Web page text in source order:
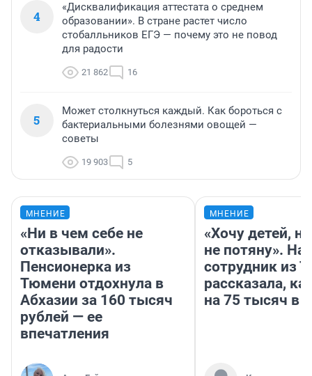
4
«Дисквалификация аттестата о среднем
образовании». В стране растет число
стобалльников ЕГЭ — почему это не повод
для радости
21 862 16
5
Может столкнуться каждый. Как бороться с
бактериальными болезнями овощей —
советы
19 903 5
МНЕНИЕ
«Ни в чем себе не
отказывали».
Пенсионерка из
Тюмени отдохнула в
Абхазии за 160 тысяч
рублей — ее
впечатления
МНЕНИЕ
«Хочу детей,
не потяну».
сотрудник из
рассказала,
на 75 тысяч в